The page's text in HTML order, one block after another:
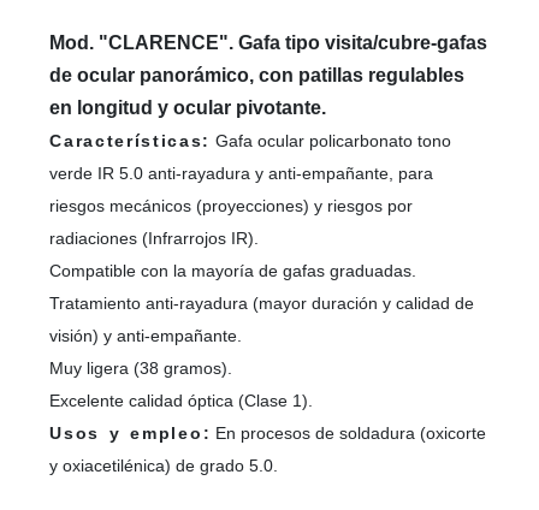
Mod. "CLARENCE". Gafa tipo visita/cubre-gafas
de ocular panorámico, con patillas regulables
en longitud y ocular pivotante.
Características: Gafa ocular policarbonato tono
verde IR 5.0 anti-rayadura y anti-empañante, para
riesgos mecánicos (proyecciones) y riesgos por
radiaciones (Infrarrojos IR).
Compatible con la mayoría de gafas graduadas.
Tratamiento anti-rayadura (mayor duración y calidad de
visión) y anti-empañante.
Muy ligera (38 gramos).
Excelente calidad óptica (Clase 1).
Usos y empleo: En procesos de soldadura (oxicorte
y oxiacetilénica) de grado 5.0.